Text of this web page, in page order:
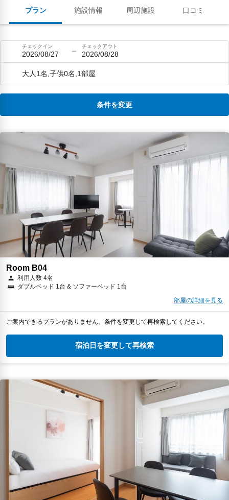
プラン 施設情報 周辺施設 口コミ
チェックイン
2026/08/27
チェックアウト
2026/08/28
大人1名,子供0名,1部屋
条件を変更
Room B04
利用人数 4名
ダブルベッド 1台 & ソファーベッド 1台
部屋の詳細を見る
ご案内できるプランがありません。条件を変更して再検索してください。
宿泊日を変更して再検索